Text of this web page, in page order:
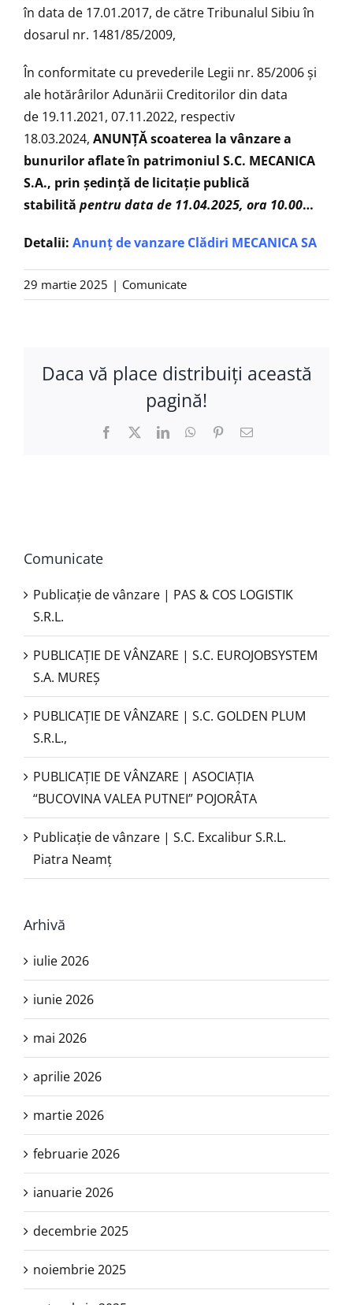
în data de 17.01.2017, de către Tribunalul Sibiu în
dosarul nr. 1481/85/2009,
În conformitate cu prevederile Legii nr. 85/2006 şi
ale hotărârilor Adunării Creditorilor din data
de 19.11.2021, 07.11.2022, respectiv
18.03.2024, ANUNŢĂ scoaterea la vânzare a
bunurilor aflate în patrimoniul S.C. MECANICA
S.A., prin ședință de licitaţie publică
stabilită pentru data de 11.04.2025, ora 10.00…
Detalii: Anunț de vanzare Clădiri MECANICA SA
29 martie 2025 | Comunicate
Daca vă place distribuiţi această
pagină!
Facebook LinkedInWhatsApp
Pinterest
E-
Comunicate
Publicație de vânzare | PAS & COS LOGISTIK
S.R.L.
PUBLICAŢIE DE VÂNZARE | S.C. EUROJOBSYSTEM
S.A. MUREȘ
PUBLICAȚIE DE VÂNZARE | S.C. GOLDEN PLUM
S.R.L.,
PUBLICAŢIE DE VÂNZARE | ASOCIAȚIA
“BUCOVINA VALEA PUTNEI” POJORÂTA
Publicație de vânzare | S.C. Excalibur S.R.L.
Piatra Neamţ
Arhivă
iulie 2026
iunie 2026
mai 2026
aprilie 2026
martie 2026
februarie 2026
ianuarie 2026
decembrie 2025
noiembrie 2025